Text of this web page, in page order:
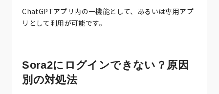
ChatGPTアプリ内の一機能として、あるいは専用アプ
リとして利用が可能です。
Sora2にログインできない？原因
別の対処法